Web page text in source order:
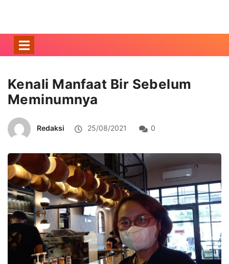
Kenali Manfaat Bir Sebelum
Meminumnya
Redaksi 25/08/2021 0